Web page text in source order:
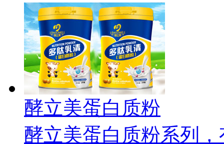
酵立美蛋白质粉
酵立美蛋白质粉系列